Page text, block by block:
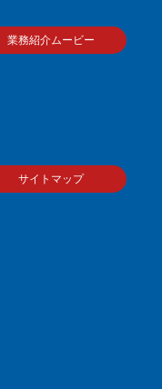
業務紹介ムービー
サイトマップ